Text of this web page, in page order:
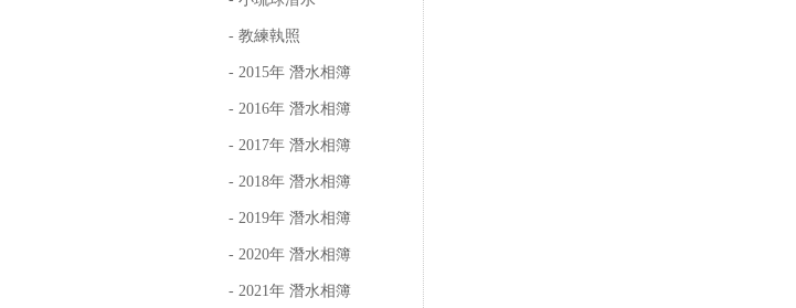
- 教練執照
- 2015年 潛水相簿
- 2016年 潛水相簿
- 2017年 潛水相簿
- 2018年 潛水相簿
- 2019年 潛水相簿
- 2020年 潛水相簿
- 2021年 潛水相簿